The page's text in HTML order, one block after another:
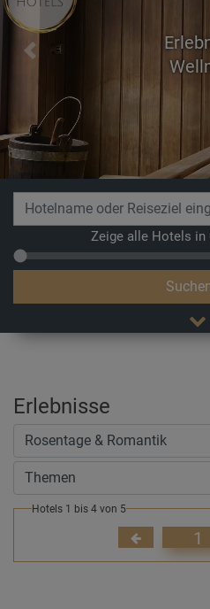
Previous
Zeige alle Hotels in
Erlebnisse
Hotels 1 bis 4 von 5
1